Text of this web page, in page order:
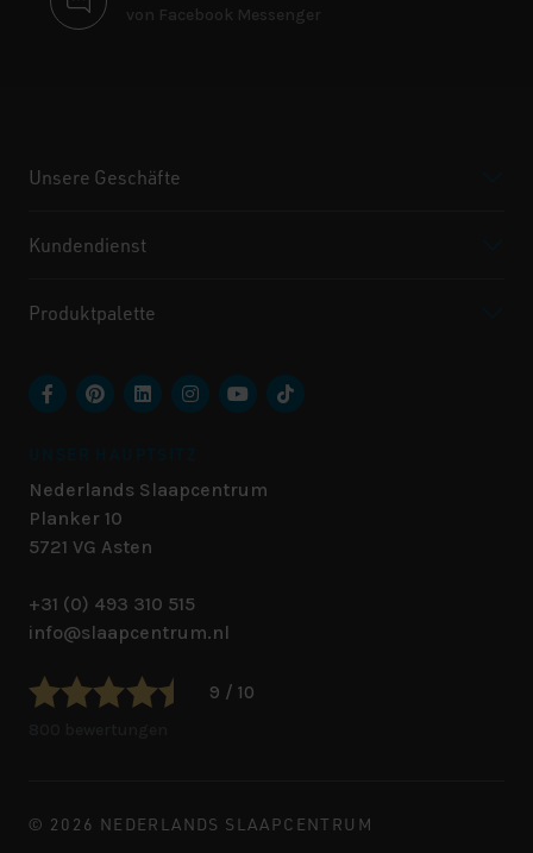
von Facebook Messenger
Unsere Geschäfte
Kundendienst
Produktpalette
Nederlands Slaapcentrum
Planker 10
5721 VG Asten
+31 (0) 493 310 515
info@slaapcentrum.nl
9 / 10
© 2026 NEDERLANDS SLAAPCENTRUM